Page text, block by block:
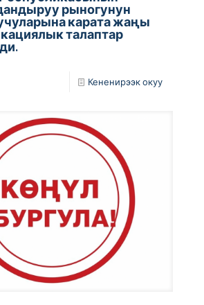
рыногунун
карата жаңы
талаптар
Кененирээк окуу